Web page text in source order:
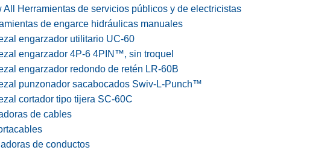
All Herramientas de servicios públicos y de electricistas
de engarce hidráulicas manuales
engarzador utilitario UC-60
engarzador 4P-6 4PIN™, sin troquel
engarzador redondo de retén LR-60B
punzonador sacabocados Swiv-L-Punch™
cortador tipo tijera SC-60C
de cables
de conductos